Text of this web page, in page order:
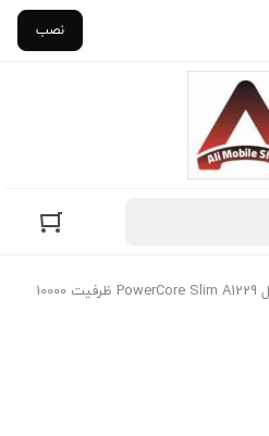
نصب
/ پاوربانک انکر مدل PowerCore Slim A1229 ظرفیت 10000